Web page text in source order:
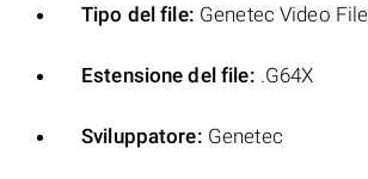
Tipo del file: Genetec Video File
Estensione del file: .G64X
Sviluppatore: Genetec